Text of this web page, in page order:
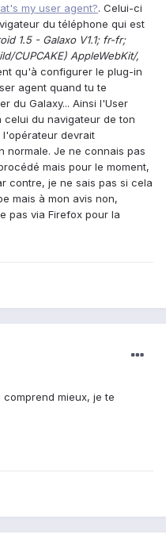
my user agent?. Celui-ci
du téléphone qui est
1.5 - Galaxo V1.1; fr-fr;
CUPCAKE) AppleWebKit/,
qu'à configurer le plug-in
agent quand tu te
du Galaxy... Ainsi l'User
du navigateur de ton
l'opérateur devrait
normale. Je ne connais pas
mais pour le moment,
contre, je ne sais pas si cela
mais à mon avis non,
pas via Firefox pour la
mieux, je te